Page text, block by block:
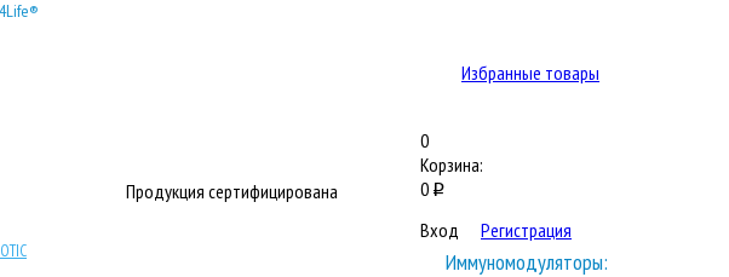
Избранные товары
0
Корзина:
0 q
Продукция сертифицирована
Вход Регистрация
Иммуномодуляторы: